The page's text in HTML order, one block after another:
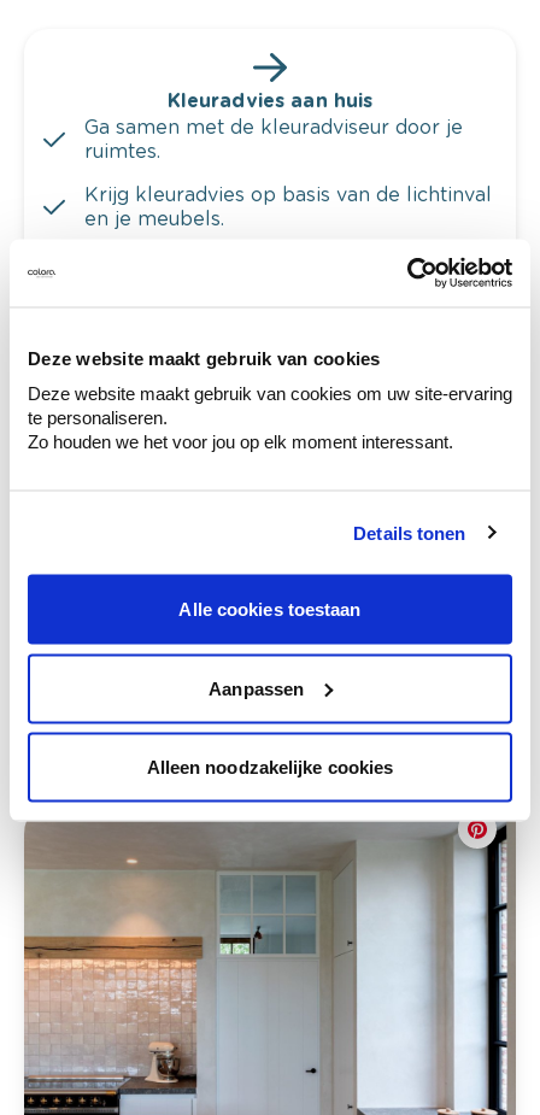
Deze website maakt gebruik van cookies
Deze website maakt gebruik van cookies om uw site-ervaring
te personaliseren.
Zo houden we het voor jou op elk moment interessant.
Details tonen
Alle cookies toestaan
Aanpassen
Alleen noodzakelijke cookies
Kleuradvies aan huis
Ga samen met de kleuradviseur door je
ruimtes.
Krijg kleuradvies op basis van de lichtinval
en je meubels.
Krijg ineens een technologische check-up
Bekijk je kleur in de winkel
Ontdek er kleurechte stalen van je
Bekijk er de bijhorende tinten om je kleur
combineren.
Deze stijlen zijn misschien ook iets voor jou